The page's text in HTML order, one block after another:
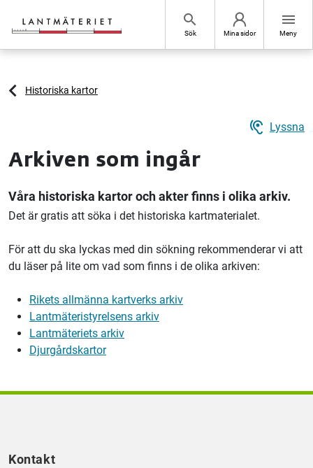
search
Sök Mina sidor
menu
Meny
Historiska kartor
hearing Lyssna
Arkiven som ingår
Våra historiska kartor och akter finns i olika arkiv.
Det är gratis att söka i det historiska kartmaterialet.
För att du ska lyckas med din sökning rekommenderar vi att
du läser på lite om vad som finns i de olika arkiven:
Rikets allmänna kartverks arkiv
Lantmäteristyrelsens arkiv
Lantmäteriets arkiv
Djurgårdskartor
Kontakt